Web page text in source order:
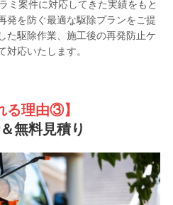
ミ案件に対応してきた実績をもと
発を防ぐ最適な駆除プランをご提
た駆除作業、施工後の再発防止ケ
対応いたします。
る理由③】
無料見積り